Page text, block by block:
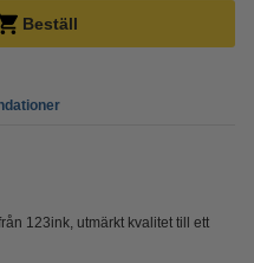
Beställ
123ink, utmärkt kvalitet till ett